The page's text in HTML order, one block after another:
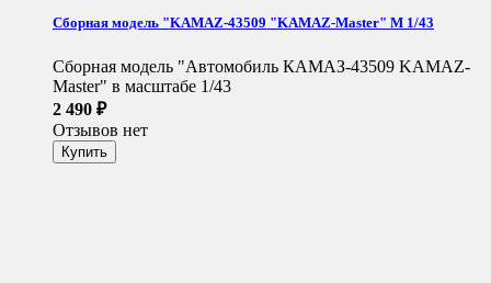
Сборная модель "KAMAZ-43509 "KAMAZ-Master" М 1/43
Сборная модель "Автомобиль КАМАЗ-43509 KAMAZ-
Master" в масштабе 1/43
2 490 ₽
Отзывов нет